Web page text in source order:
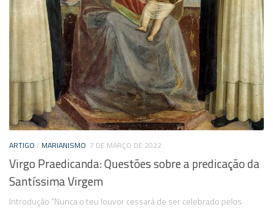
ARTIGO / MARIANISMO 7 DE MARÇO DE 2022
Virgo Praedicanda: Questões sobre a predicação da
Santíssima Virgem
Introdução “Nunca o teu louvor cessará de ser celebrado pelos